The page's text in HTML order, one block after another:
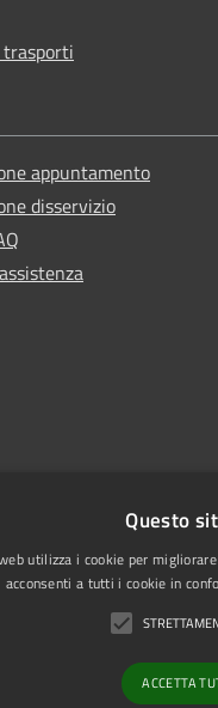
appuntamento
disservizio
Questo
utilizza i cookie per
acconsenti a tutti i cookie in
ACCETTA